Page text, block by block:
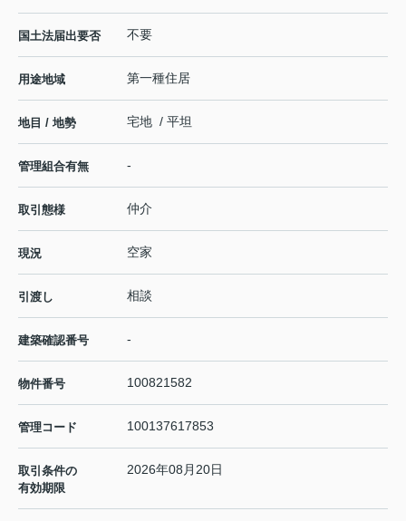
国土法届出要否 不要
用途地域 第一種住居
地目 / 地勢 宅地 / 平坦
管理組合有無 -
取引態様 仲介
現況 空家
引渡し 相談
建築確認番号 -
物件番号 100821582
管理コード 100137617853
取引条件の
有効期限
2026年08月20日